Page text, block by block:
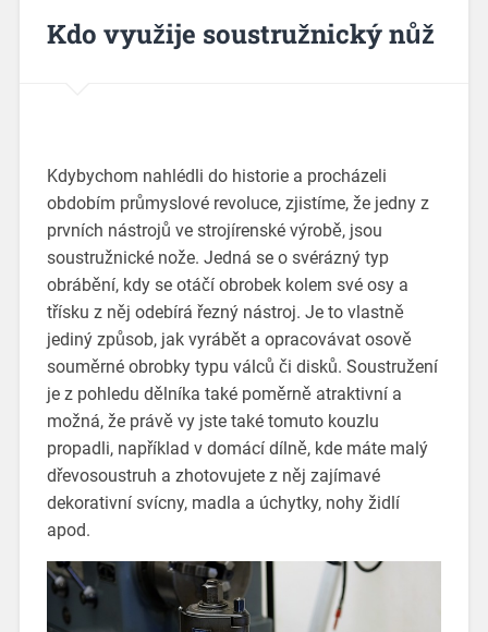
Kdo využije soustružnický nůž
Kdybychom nahlédli do historie a procházeli
obdobím průmyslové revoluce, zjistíme, že jedny z
prvních nástrojů ve strojírenské výrobě, jsou
soustružnické nože. Jedná se o svérázný typ
obrábění, kdy se otáčí obrobek kolem své osy a
třísku z něj odebírá řezný nástroj. Je to vlastně
jediný způsob, jak vyrábět a opracovávat osově
souměrné obrobky typu válců či disků. Soustružení
je z pohledu dělníka také poměrně atraktivní a
možná, že právě vy jste také tomuto kouzlu
propadli, například v domácí dílně, kde máte malý
dřevosoustruh a zhotovujete z něj zajímavé
dekorativní svícny, madla a úchytky, nohy židlí
apod.